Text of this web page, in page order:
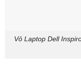
Vỏ Laptop Dell